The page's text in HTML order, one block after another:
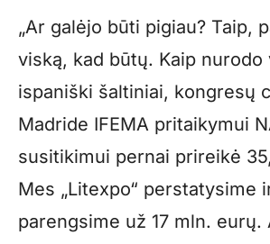
„Ar galėjo būti pigiau? Taip,
viską, kad būtų. Kaip nurodo
ispaniški šaltiniai, kongresų
Madride IFEMA pritaikymui
susitikimui pernai prireikė
Mes „Litexpo“ perstatysime
parengsime už 17 mln. eurų.